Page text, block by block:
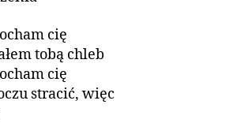
cię
tobą chleb
cię
stracić, więc